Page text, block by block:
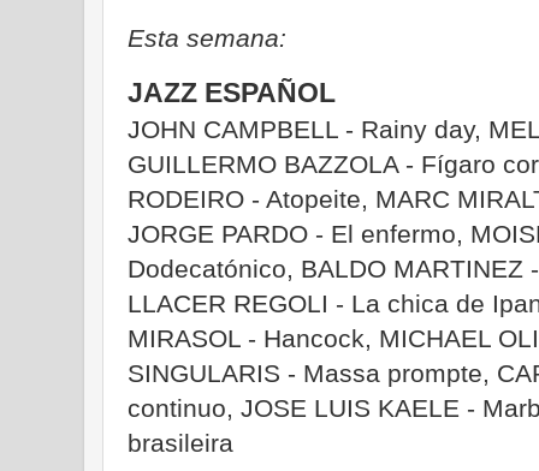
Esta semana:
JAZZ ESPAÑOL
JOHN CAMPBELL - Rainy day,
GUILLERMO BAZZOLA - Fígaro
RODEIRO - Atopeite, MARC
JORGE PARDO - El enfermo,
Dodecatónico, BALDO MARTINEZ
LLACER REGOLI - La chica de
MIRASOL - Hancock, MICHAEL
SINGULARIS - Massa prompte,
continuo, JOSE LUIS KAELE -
brasileira